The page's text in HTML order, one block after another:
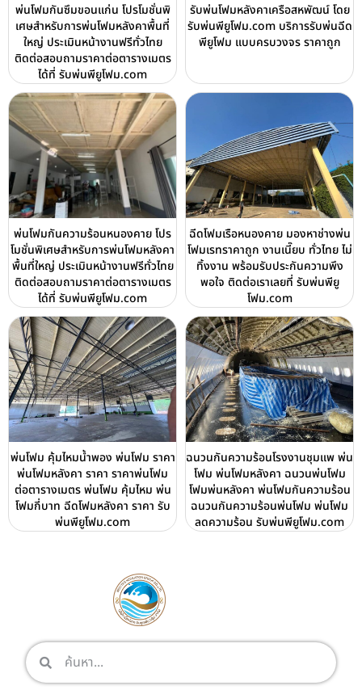
พ่นโฟมกันซึมขอนแก่น โปรโมชั่นพิ
เศษสำหรับการพ่นโฟมหลังคาพื้นที่
ใหญ่ ประเมินหน้างานฟรีทั่วไทย
ติดต่อสอบถามราคาต่อตารางเมตร
ได้ที่ รับพ่นพียูโฟม.com
รับพ่นโฟมหลังคาเครือสหพัฒน์ โดย
รับพ่นพียูโฟม.com บริการรับพ่นฉีด
พียูโฟม แบบครบวงจร ราคาถูก
พ่นโฟมกันความร้อนหนองคาย โปร
โมชั่นพิเศษสำหรับการพ่นโฟมหลังคา
พื้นที่ใหญ่ ประเมินหน้างานฟรีทั่วไทย
ติดต่อสอบถามราคาต่อตารางเมตร
ได้ที่ รับพ่นพียูโฟม.com
ฉีดโฟมเรือหนองคาย มองหาช่างพ่น
โฟมเรทราคาถูก งานเนี๊ยบ ทั่วไทย ไม่
ทิ้งงาน พร้อมรับประกันความพึง
พอใจ ติดต่อเราเลยที่ รับพ่นพียู
โฟม.com
พ่นโฟม คุ้มไหมน้ำพอง พ่นโฟม ราคา
พ่นโฟมหลังคา ราคา ราคาพ่นโฟม
ต่อตารางเมตร พ่นโฟม คุ้มไหม พ่น
โฟมกี่บาท ฉีดโฟมหลังคา ราคา รับ
พ่นพียูโฟม.com
ฉนวนกันความร้อนโรงงานชุมแพ พ่น
โฟม พ่นโฟมหลังคา ฉนวนพ่นโฟม
โฟมพ่นหลังคา พ่นโฟมกันความร้อน
ฉนวนกันความร้อนพ่นโฟม พ่นโฟม
ลดความร้อน รับพ่นพียูโฟม.com